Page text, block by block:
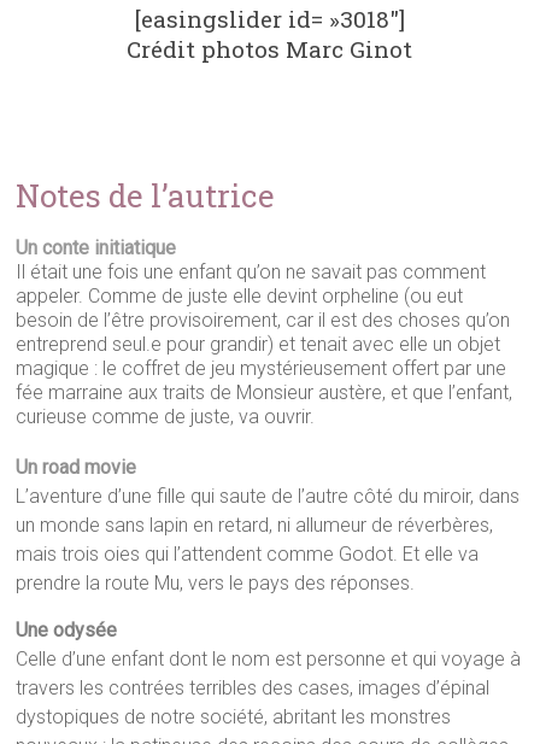
[easingslider id= »3018″]
Crédit photos Marc Ginot
Notes de l’autrice
Un conte initiatique
Il était une fois une enfant qu’on ne savait pas comment
appeler. Comme de juste elle devint orpheline (ou eut
besoin de l’être provisoirement, car il est des choses qu’on
entreprend seul.e pour grandir) et tenait avec elle un objet
magique : le coffret de jeu mystérieusement offert par une
fée marraine aux traits de Monsieur austère, et que l’enfant,
curieuse comme de juste, va ouvrir.
Un road movie
L’aventure d’une fille qui saute de l’autre côté du miroir, dans
un monde sans lapin en retard, ni allumeur de réverbères,
mais trois oies qui l’attendent comme Godot. Et elle va
prendre la route Mu, vers le pays des réponses.
Une odysée
Celle d’une enfant dont le nom est personne et qui voyage à
travers les contrées terribles des cases, images d’épinal
dystopiques de notre société, abritant les monstres